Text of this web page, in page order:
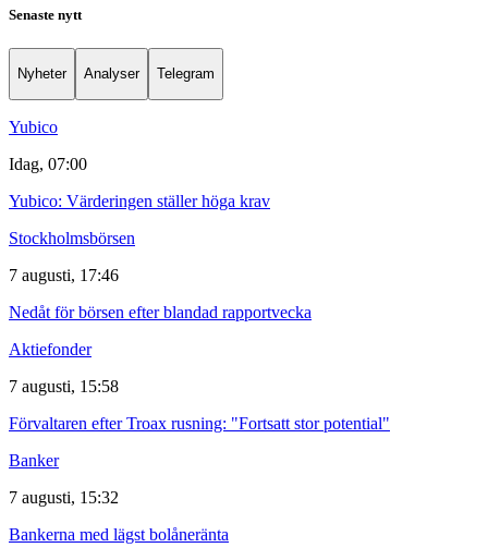
Senaste nytt
Nyheter Analyser Telegram
Yubico
Idag, 07:00
Yubico: Värderingen ställer höga krav
Stockholmsbörsen
7 augusti, 17:46
Nedåt för börsen efter blandad rapportvecka
Aktiefonder
7 augusti, 15:58
Förvaltaren efter Troax rusning: "Fortsatt stor potential"
Banker
7 augusti, 15:32
Bankerna med lägst bolåneränta